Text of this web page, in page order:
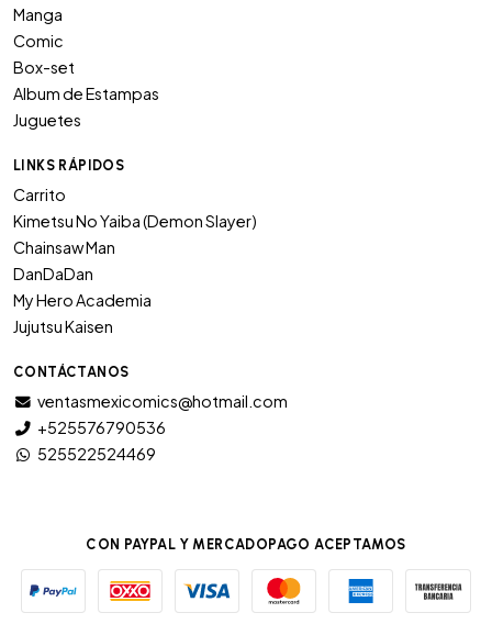
Manga
Comic
Box-set
Album de Estampas
Juguetes
LINKS RÁPIDOS
Carrito
Kimetsu No Yaiba (Demon Slayer)
Chainsaw Man
DanDaDan
My Hero Academia
Jujutsu Kaisen
CONTÁCTANOS
ventasmexicomics@hotmail.com
+525576790536
525522524469
CON PAYPAL Y MERCADOPAGO ACEPTAMOS